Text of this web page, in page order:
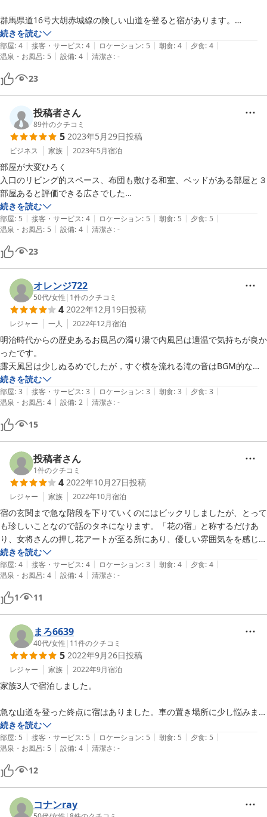
群馬県道16号大胡赤城線の険しい山道を登ると宿があります。
ここからさらに登って大沼方面は冬季封鎖される道です。
同乗者が車酔いしない様に丁寧に運転する必要があります。
駐車場は、赤城温泉合同駐車場を利用します。
十分なスペースがあります。
外観は古びてますが、宿内は綺麗に清掃されています。
瀬音露天風呂は、大変、良かったです。
２０：３０からの貸し切り利用で、家族で入る事も出来ました！
夕食・朝食は、ボリュームがありお腹一杯になりました。
「また、来たいね♪」と大満足でした。
続きを読む
部屋: 4 | 接客・サービス: 4 | ロケーション: 5 | 朝食: 4 | 夕食: 4 |
温泉・お風呂: 5 | 設備: 4 | 清潔さ: -
23
投稿者さん
89件のクチコミ
5 2023年5月29日投稿
ビジネス 家族 2023年5月宿泊
部屋が大変ひろく
入口のリビング的スペース、布団も敷ける和室、ベッドがある部屋と３
部屋あると評価できる広さでした
温泉は混浴タイムや貸切タイムなどがあるのですが
そもそも宿泊者が多くても５組なので　ほぼ貸切で使ってられます
内湯は熱いので　お湯は熱くなければという人は内湯を
ぬる湯が好きな人は　滝の音を聞きながら露天を利用しましょう
食事も非常においしくボリュームもあります
芋を擦り流したおかゆみたいな一品や
朝食の豆乳湯豆腐とか　鮎の塩焼きも豪快なおおきさで
旅館で食べるメニューとしての安心感と
普通より美味しいという期待を超える感じがあります
山道を登って温泉集落のためだけに移動してくる秘境宿ですが
行って良かったと思いましたね
続きを読む
部屋: 5 | 接客・サービス: 4 | ロケーション: 5 | 朝食: 5 | 夕食: 5 |
温泉・お風呂: 5 | 設備: 4 | 清潔さ: -
23
オレンジ722
50代/女性 | 1件のクチコミ
4 2022年12月19日投稿
レジャー 一人 2022年12月宿泊
明治時代からの歴史あるお風呂の濁り湯で内風呂は適温で気持ちが良か
ったです。
露天風呂は少しぬるめでしたが，すぐ横を流れる滝の音はBGM的な感
じで、貸し切りで夜に入った時には鹿の鳴き声も聞こえ、良かったで
す。
赤城温泉の濁り湯は入浴後、肌がすべすべになり最高でした。
続きを読む
部屋: 3 | 接客・サービス: 3 | ロケーション: 3 | 朝食: 3 | 夕食: 3 |
温泉・お風呂: 4 | 設備: 2 | 清潔さ: -
15
投稿者さん
1件のクチコミ
4 2022年10月27日投稿
レジャー 家族 2022年10月宿泊
宿の玄関まで急な階段を下りていくのにはビックリしましたが、とって
も珍しいことなので話のタネになります。「花の宿」と称するだけあ
り、女将さんの押し花アートが至る所にあり、優しい雰囲気をを感じま
した。お料理は真心こめて作られてあり、長芋の蒸し物など工夫を凝ら
したメニューもありました。
お風呂は広くないですが、何といっても源泉垂れ流しが温泉好きにはた
まらないです。
続きを読む
部屋: 4 | 接客・サービス: 4 | ロケーション: 3 | 朝食: 4 | 夕食: 4 |
温泉・お風呂: 4 | 設備: 4 | 清潔さ: -
1 11
まろ6639
40代/女性 | 11件のクチコミ
5 2022年9月26日投稿
レジャー 家族 2022年9月宿泊
家族3人で宿泊しました。
急な山道を登った終点に宿はありました。車の置き場所に少し悩みまし
たが(フェンス沿いに駐車)、空気の美味しい山間の温泉宿です。
年季の入った施設ですが、とても綺麗にされていて清潔です。レビュー
にある通り、朝晩ともに食事の量がすごい！とても美味しいし、女将と
お話しながらの朝ごはんは楽しかったです。
屋根のある屋外露天風呂はとても面白かったです。見下ろすと下は滝。
続きを読む
部屋: 5 | 接客・サービス: 5 | ロケーション: 5 | 朝食: 5 | 夕食: 5 |
温泉・お風呂: 5 | 設備: 4 | 清潔さ: -
12
コナンray